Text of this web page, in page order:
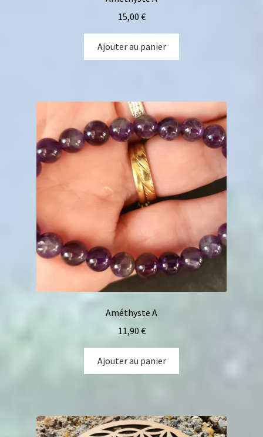
15,00 €
Ajouter au panier
Améthyste A
11,90 €
Ajouter au panier